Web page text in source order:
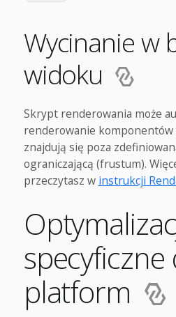
Wycinanie w
widoku
Skrypt renderowania może
renderowanie
znajdują się poza
ograniczającą (frustum).
przeczytasz w instrukcji
specyficzne
platform